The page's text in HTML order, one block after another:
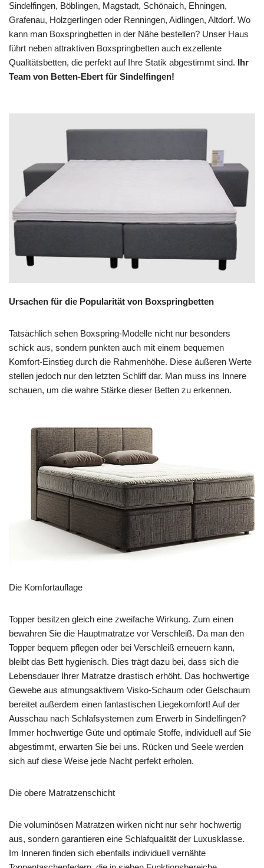
Sindelfingen, Böblingen, Magstadt, Schönaich, Ehningen,
Grafenau, Holzgerlingen oder Renningen, Aidlingen, Altdorf. Wo
kann man Boxspringbetten in der Nähe bestellen? Unser Haus
führt neben attraktiven Boxspringbetten auch exzellente
Qualitätsbetten, die perfekt auf Ihre Statik abgestimmt sind. Ihr
Team von Betten-Ebert für Sindelfingen!
Ursachen für die Popularität von Boxspringbetten
Tatsächlich sehen Boxspring-Modelle nicht nur besonders
schick aus, sondern punkten auch mit einem bequemen
Komfort-Einstieg durch die Rahmenhöhe. Diese äußeren Werte
stellen jedoch nur den letzten Schliff dar. Man muss ins Innere
schauen, um die wahre Stärke dieser Betten zu erkennen.
Die Komfortauflage
Topper besitzen gleich eine zweifache Wirkung. Zum einen
bewahren Sie die Hauptmatratze vor Verschleiß. Da man den
Topper bequem pflegen oder bei Verschleiß erneuern kann,
bleibt das Bett hygienisch. Dies trägt dazu bei, dass sich die
Lebensdauer Ihrer Matratze drastisch erhöht. Das hochwertige
Gewebe aus atmungsaktivem Visko-Schaum oder Gelschaum
bereitet außerdem einen fantastischen Liegekomfort! Auf der
Ausschau nach Schlafsystemen zum Erwerb in Sindelfingen?
Immer hochwertige Güte und optimale Stoffe, individuell auf Sie
abgestimmt, erwarten Sie bei uns. Rücken und Seele werden
sich auf diese Weise jede Nacht perfekt erholen.
Die obere Matratzenschicht
Die voluminösen Matratzen wirken nicht nur sehr hochwertig
aus, sondern garantieren eine Schlafqualität der Luxusklasse.
Im Inneren finden sich ebenfalls individuell vernähte